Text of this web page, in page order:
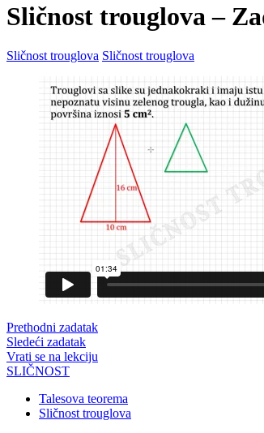
Sličnost trouglova –
Sličnost trouglova Sličnost trouglova
Prethodni zadatak
Sledeći zadatak
Vrati se na lekciju
SLIČNOST
Talesova teorema
Sličnost trouglova